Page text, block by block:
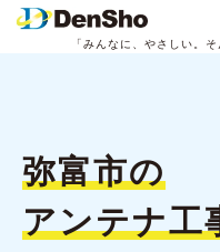
「みんなに、やさしい。
弥富市の
アンテナ工